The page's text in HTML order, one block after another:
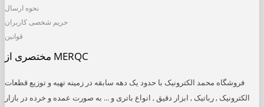
نحوه ارسال
حریم شخصی کاربران
قوانین
مختصری از MERQC
فروشگاه محمد الکترونیک با حدود یک دهه سابقه در زمینه تهیه و توزیع قطعات
الکترونیک , رباتیک , ابزار دقیق , انواع باتری و ... به صورت عمده و خرده در بازار